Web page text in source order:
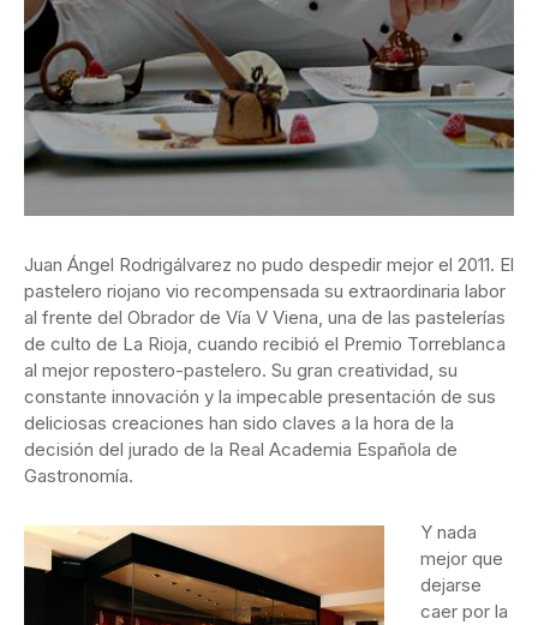
Juan Ángel Rodrigálvarez no pudo despedir mejor el 2011. El
pastelero riojano vio recompensada su extraordinaria labor
al frente del Obrador de Vía V Viena, una de las pastelerías
de culto de La Rioja, cuando recibió el Premio Torreblanca
al mejor repostero-pastelero. Su gran creatividad, su
constante innovación y la impecable presentación de sus
deliciosas creaciones han sido claves a la hora de la
decisión del jurado de la Real Academia Española de
Gastronomía.
Y nada
mejor que
dejarse
caer por la